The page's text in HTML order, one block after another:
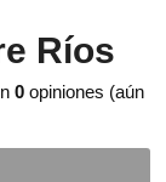
Ríos
0 opiniones (aún